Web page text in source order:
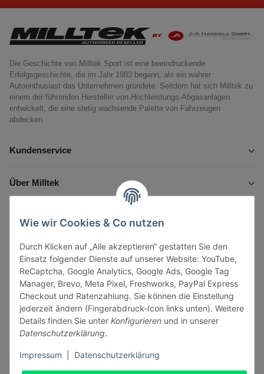
Wie wir Cookies & Co nutzen
Durch Klicken auf „Alle akzeptieren“ gestatten Sie den
Einsatz folgender Dienste auf unserer Website: YouTube,
ReCaptcha, Google Analytics, Google Ads, Google Tag
Manager, Brevo, Meta Pixel, Freshworks, PayPal Express
Checkout und Ratenzahlung. Sie können die Einstellung
jederzeit ändern (Fingerabdruck-Icon links unten). Weitere
Details finden Sie unter Konfigurieren und in unserer
Datenschutzerklärung.
Impressum Datenschutzerklärung
Die Geschichte von Milltek Sport ist eine beeindruckende
Erfolgsgeschichte, die im Jahr 1983 begann, als ein wahrer
Autoenthusiast das Unternehmen gründete. Seitdem hat sich Milltek zu
einem der führenden Hersteller von Hochleistungs-Abgasanlagen
entwickelt, die eine stetig wachsende Palette von Fahrzeugen
abdecken.
Kundenservice
Über Milltek
Gesetzliche Informationen
Vertrag widerrufen
Sicher bezahlen via: